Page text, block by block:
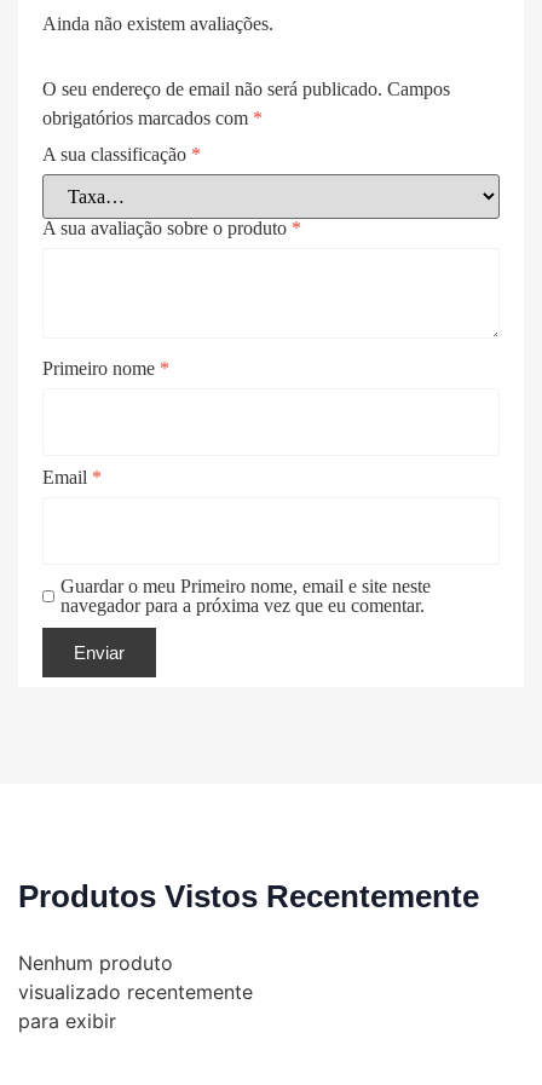
Ainda não existem avaliações.
O seu endereço de email não será publicado. Campos
obrigatórios marcados com *
A sua classificação *
A sua avaliação sobre o produto *
Primeiro nome *
Email *
Guardar o meu Primeiro nome, email e site neste
navegador para a próxima vez que eu comentar.
Produtos Vistos Recentemente
Nenhum produto
visualizado recentemente
para exibir